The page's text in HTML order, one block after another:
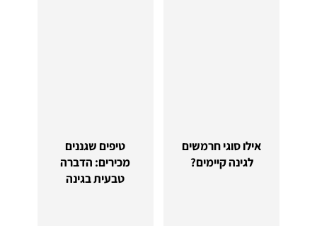
אילו סוגי חרמשים
לגינה קיימים?
טיפים שגננים
מכירים: הדברה
טבעית בגינה